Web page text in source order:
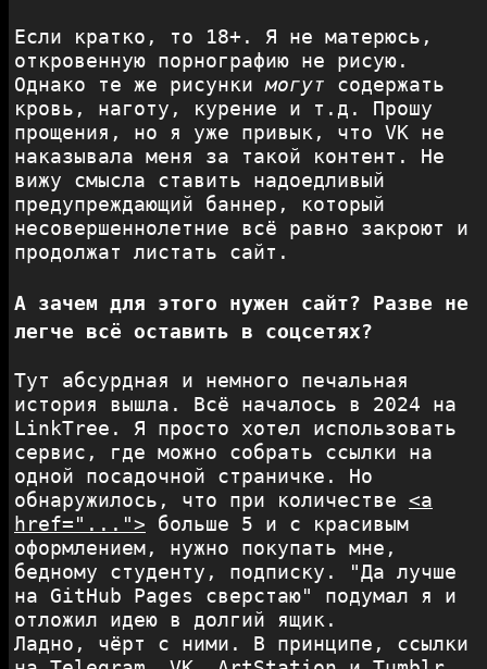
Если кратко, то 18+. Я не матерюсь,
откровенную порнографию не рисую.
Однако те же рисункимогут содержать
кровь, наготу, курение и т.д. Прошу
прощения, но я уже привык, что VK не
наказывала меня за такой контент. Не
вижу смысла ставить надоедливый
предупреждающий баннер, который
несовершеннолетние всё равно закроют и
продолжат листать сайт.
А зачем для этого нужен сайт? Разве не
легче всё оставить в соцсетях?
Тут абсурдная и немного печальная
история вышла. Всё началось в 2024 на
LinkTree. Я просто хотел использовать
сервис, где можно собрать ссылки на
одной посадочной страничке. Но
обнаружилось, что при количестве <a
href="..."> больше 5 и с красивым
оформлением, нужно покупать мне,
бедному студенту, подписку. "Да лучше
на GitHub Pages сверстаю" подумал я и
отложил идею в долгий ящик.
Ладно, чёрт с ними. В принципе, ссылки